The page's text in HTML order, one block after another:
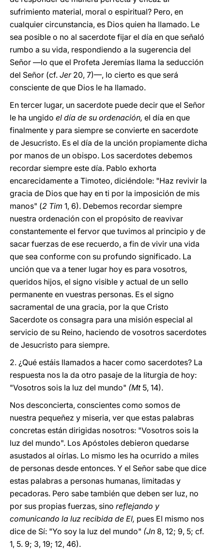
sufrimiento material, moral o espiritual? Pero, en
cualquier circunstancia, es Dios quien ha llamado. Le
sea posible o no al sacerdote fijar el día en que señaló
rumbo a su vida, respondiendo a la sugerencia del
Señor —lo que el Profeta Jeremías llama la seducción
del Señor (cf. Jer20, 7)—, lo cierto es que será
consciente de que Dios le ha llamado.
En tercer lugar, un sacerdote puede decir que el Señor
le ha ungido el día de su ordenación, el día en que
finalmente y para siempre se convierte en sacerdote
de Jesucristo. Es el día de la unción propiamente dicha
por manos de un obispo. Los sacerdotes debemos
recordar siempre este día. Pablo exhorta
encarecidamente a Timoteo, diciéndole: "Haz revivir la
gracia de Dios que hay en ti por la imposición de mis
manos" (2 Tim 1, 6). Debemos recordar siempre
nuestra ordenación con el propósito de reavivar
constantemente el fervor que tuvimos al principio y de
sacar fuerzas de ese recuerdo, a fin de vivir una vida
que sea conforme con su profundo significado. La
unción que va a tener lugar hoy es para vosotros,
queridos hijos, el signo visible y actual de un sello
permanente en vuestras personas. Es el signo
sacramental de una gracia, por la que Cristo
Sacerdote os consagra para una misión especial al
servicio de su Reino, haciendo de vosotros sacerdotes
de Jesucristo para siempre.
2. ¿Qué estáis llamados a hacer como sacerdotes? La
respuesta nos la da otro pasaje de la liturgia de hoy:
"Vosotros sois la luz del mundo" (Mt5, 14).
Nos desconcierta, conscientes como somos de
nuestra pequeñez y miseria, ver que estas palabras
concretas están dirigidas nosotros: "Vosotros sois la
luz del mundo". Los Apóstoles debieron quedarse
asustados al oírlas. Lo mismo les ha ocurrido a miles
de personas desde entonces. Y el Señor sabe que dice
estas palabras a personas humanas, limitadas y
pecadoras. Pero sabe también que deben ser luz, no
por sus propias fuerzas, sino reflejando y
comunicando la luz recibida de El, pues El mismo nos
dice de Sí: "Yo soy la luz del mundo" (Jn 8, 12; 9, 5; cf.
1, 5. 9; 3, 19; 12, 46).